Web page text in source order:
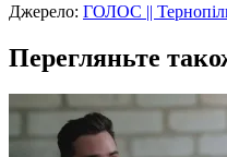
Джерело: ГОЛОС ||
Перегляньте